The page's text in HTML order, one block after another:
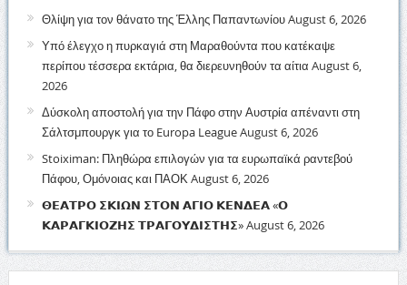
Θλίψη για τον θάνατο της Έλλης ΠαπαντωνίουAugust 6, 2026
Υπό έλεγχο η πυρκαγιά στη Μαραθούντα που κατέκαψε
περίπου τέσσερα εκτάρια, θα διερευνηθούν τα αίτια August 6,
2026
Δύσκολη αποστολή για την Πάφο στην Αυστρία απέναντι στη
Σάλτσμπουργκ για το Europa LeagueAugust 6, 2026
Stoiximan: Πληθώρα επιλογών για τα ευρωπαϊκά ραντεβού
Πάφου, Ομόνοιας και ΠΑΟΚAugust 6, 2026
𝝝𝝚𝝖𝝩𝝦𝝤 𝝨𝝟𝝞𝝮𝝢 𝝨𝝩𝝤𝝢 𝝖𝝘𝝞𝝤 𝝟𝝚𝝢𝝙𝝚𝝖 «𝝤
𝝟𝝖𝝦𝝖𝝘𝝟𝝞𝝤𝝛𝝜𝝨 𝝩𝝦𝝖𝝘𝝤𝝪𝝙𝝞𝝨𝝩𝝜𝝨»August 6, 2026